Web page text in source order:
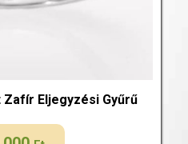
Eljegyzési Gyűrű